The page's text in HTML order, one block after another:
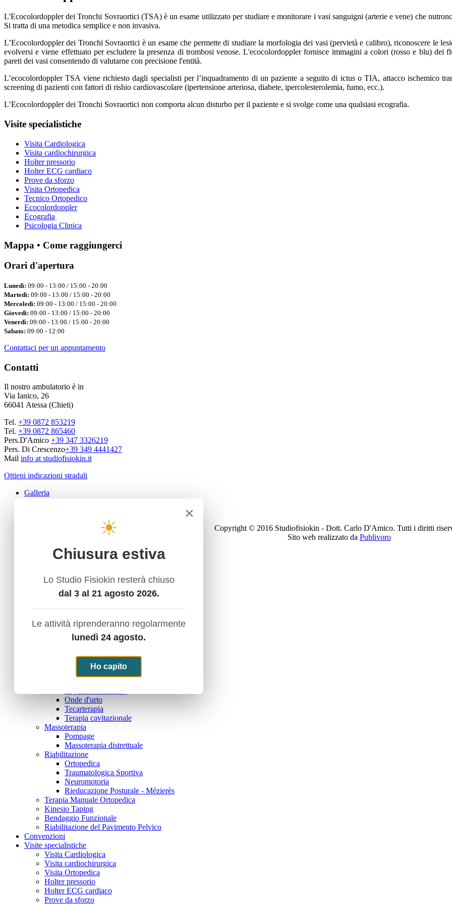
L'Ecocolordoppler dei Tronchi Sovraortici (TSA) è un esame utilizzato per studiare e monitorare i vasi sanguigni (arterie e vene) che
Si tratta di una metodica semplice e non invasiva.
L’Ecocolordoppler dei Tronchi Sovraortici è un esame che permette di studiare la morfologia dei vasi (pervietà e calibro), riconoscere le
evolversi e viene effettuato per escludere la presenza di trombosi venose. L'ecocolordoppler fornisce immagini a colori (rosso e blu) dei
pareti dei vasi consentendo di valutarne con precisione l'entità.
L’ecocolordoppler TSA viene richiesto dagli specialisti per l’inquadramento di un paziente a seguito di ictus o TIA, attacco ischemico
screening di pazienti con fattori di rishio cardiovascolare (ipertensione arteriosa, diabete, ipercolesterolemia, fumo, ecc.).
L’Ecocolordoppler dei Tronchi Sovraortici non comporta alcun disturbo per il paziente e si svolge come una qualsiasi ecografia.
Visite specialistiche
Visita Cardiologica
Visita cardiochirurgica
Holter pressorio
Holter ECG cardiaco
Prove da sforzo
Visita Ortopedica
Tecnico Ortopedico
Ecocolordoppler
Ecografia
Psicologia Clinica
Mappa • Come raggiungerci
Orari d'apertura
Lunedì: 09:00 - 13:00 / 15:00 - 20:00
Martedì: 09:00 - 13:00 / 15:00 - 20:00
Mercoledì: 09:00 - 13:00 / 15:00 - 20:00
Giovedì: 09:00 - 13:00 / 15:00 - 20:00
Venerdì: 09:00 - 13:00 / 15:00 - 20:00
Sabato: 09:00 - 12:00
Contattaci per un appuntamento
Contatti
Il nostro ambulatorio è in
Via Ianico, 26
66041 Atessa (Chieti)
Tel. +39 0872 853219
Tel. +39 0872 865460
Pers.D'Amico +39 347 3326219
Pers. Di Crescenzo+39 349 4441427
Mail info at studiofisiokin.it
Ottieni indicazioni stradali
×
☀
Chiusura estiva
Lo Studio Fisiokin resterà chiuso
dal 3 al 21 agosto 2026.
Le attività riprenderanno regolarmente
lunedì 24 agosto.
Ho capito
Galleria
Copyright © 2016 Studiofisiokin - Dott. Carlo D'Amico. Tutti i diritti
Sito web realizzato da Publivoro
Ginnastica Dolce
Rieducazione Posturale - Mézierès
Riabilitazione Domiciliare
Noi e lo sport
Trattamenti
Terapie Fisiche Strumentali
Elettroterapia Antalgica
Ultrasuonoterapia
Magnetoterapia
Laserterapia Alta Potenza
Onde d'urto
Tecarterapia
Terapia cavitazionale
Massoterapia
Pompage
Massoterapia distrettuale
Riabilitazione
Ortopedica
Traumatologica Sportiva
Neuromotoria
Rieducazione Posturale - Mézierès
Terapia Manuale Ortopedica
Kinesio Taping
Bendaggio Funzionale
Riabilitazione del Pavimento Pelvico
Convenzioni
Visite specialistiche
Visita Cardiologica
Visita cardiochirurgica
Visita Ortopedica
Holter pressorio
Holter ECG cardiaco
Prove da sforzo